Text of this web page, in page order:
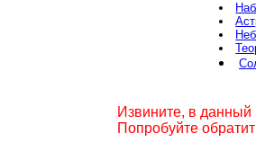
Извините, в данный
Попробуйте